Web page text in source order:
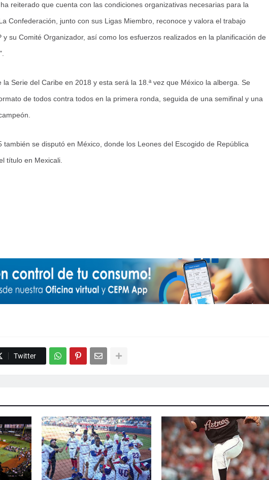
reiterado que cuenta con las condiciones organizativas necesarias para la
Confederación, junto con sus Ligas Miembro, reconoce y valora el trabajo
y su Comité Organizador, así como los esfuerzos realizados en la planificación de
Serie del Caribe en 2018 y esta será la 18.ª vez que México la alberga. Se
de todos contra todos en la primera ronda, seguida de una semifinal y una
también se disputó en México, donde los Leones del Escogido de República
título en Mexicali.
Twitter